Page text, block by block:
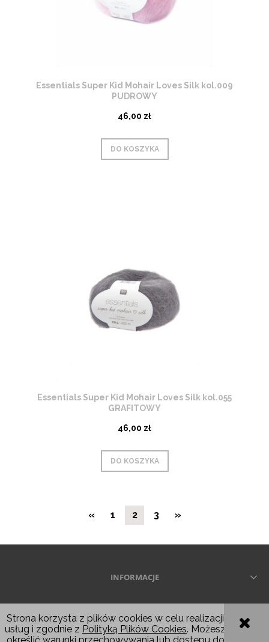
Strona korzysta z plików cookies w celu realizacji
usług i zgodnie z Polityką Plików Cookies. Możesz
Essentials Super Kid Mohair Loves Silk kol.009
PUDROWY
46,00 zł
DO KOSZYKA
Essentials Super Kid Mohair Loves Silk kol.055
GRAFITOWY
46,00 zł
DO KOSZYKA
« 1 2 3 »
INFORMACJE
POKAŻ PEŁNĄ WERSJĘ STRONY